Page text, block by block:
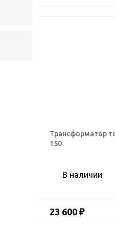
Трансформатор
150
В наличии
23 600 ₽